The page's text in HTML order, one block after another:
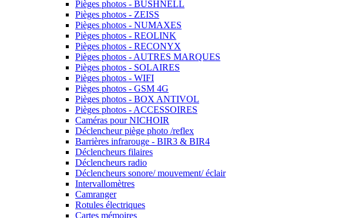
Pièges photos - BUSHNELL
Pièges photos - ZEISS
Pièges photos - NUMAXES
Pièges photos - REOLINK
Pièges photos - RECONYX
Pièges photos - AUTRES MARQUES
Pièges photos - SOLAIRES
Pièges photos - WIFI
Pièges photos - GSM 4G
Pièges photos - BOX ANTIVOL
Pièges photos - ACCESSOIRES
Caméras pour NICHOIR
Déclencheur piège photo /reflex
Barrières infrarouge - BIR3 & BIR4
Déclencheurs filaires
Déclencheurs radio
Déclencheurs sonore/ mouvement/ éclair
Intervallomètres
Camranger
Rotules électriques
Cartes mémoires